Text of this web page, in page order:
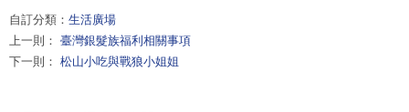
自訂分類： 生活廣場
上一則： 臺灣銀髮族福利相關事項
下一則： 松山小吃與戰狼小姐姐